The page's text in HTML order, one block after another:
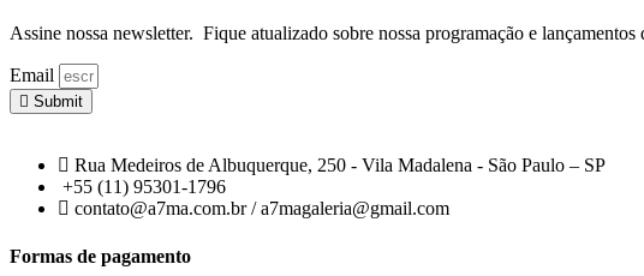
Assine nossa newsletter. Fique atualizado sobre nossa programação e lançamentos
Email
Submit
Rua Medeiros de Albuquerque, 250 - Vila Madalena - São Paulo – SP
+55 (11) 95301-1796
contato@a7ma.com.br / a7magaleria@gmail.com
Formas de pagamento